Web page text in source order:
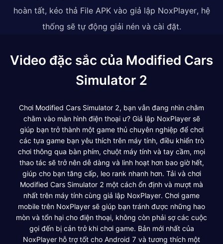
hoàn tất, kéo thả File APK vào giả lập NoxPlayer, hệ
thống sẽ tự động giải nén và cài đặt.
Video đặc sắc của Modified Cars
Simulator 2
Chơi Modified Cars Simulator 2, bạn vẫn đang nhìn chằm
chằm vào màn hình điện thoại ư? Giả lập NoxPlayer sẽ
giúp bạn trở thành một game thủ chuyên nghiệp để chơi
các tựa game bạn yêu thích trên máy tính, điều khiển trò
chơi thông qua bàn phím, chuột máy tính và tay cầm, mọi
thao tác sẽ trở nên dễ dàng và linh hoạt hơn bao giờ hết,
giúp cho bạn tăng cấp, leo rank nhanh hơn. Tải và chơi
Modified Cars Simulator 2 một cách ổn định và mượt mà
nhất trên máy tính cùng giả lập NoxPlayer. Chơi game
mobile trên NoxPlayer sẽ giúp bạn tránh được những hao
mòn và tổn hại cho điện thoại, không còn phải sợ các cuộc
gọi đến bị cản trở khi chơi game. Bản mới nhất của
NoxPlayer hỗ trợ tốt cho Android 7 và tương thích một